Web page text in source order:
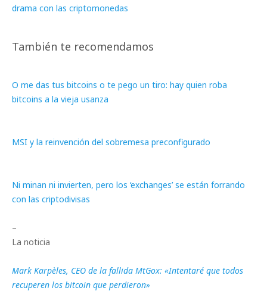
drama con las criptomonedas
También te recomendamos
O me das tus bitcoins o te pego un tiro: hay quien roba
bitcoins a la vieja usanza
MSI y la reinvención del sobremesa preconfigurado
Ni minan ni invierten, pero los ‘exchanges’ se están forrando
con las criptodivisas
–
La noticia
Mark Karpèles, CEO de la fallida MtGox: «Intentaré que todos
recuperen los bitcoin que perdieron»